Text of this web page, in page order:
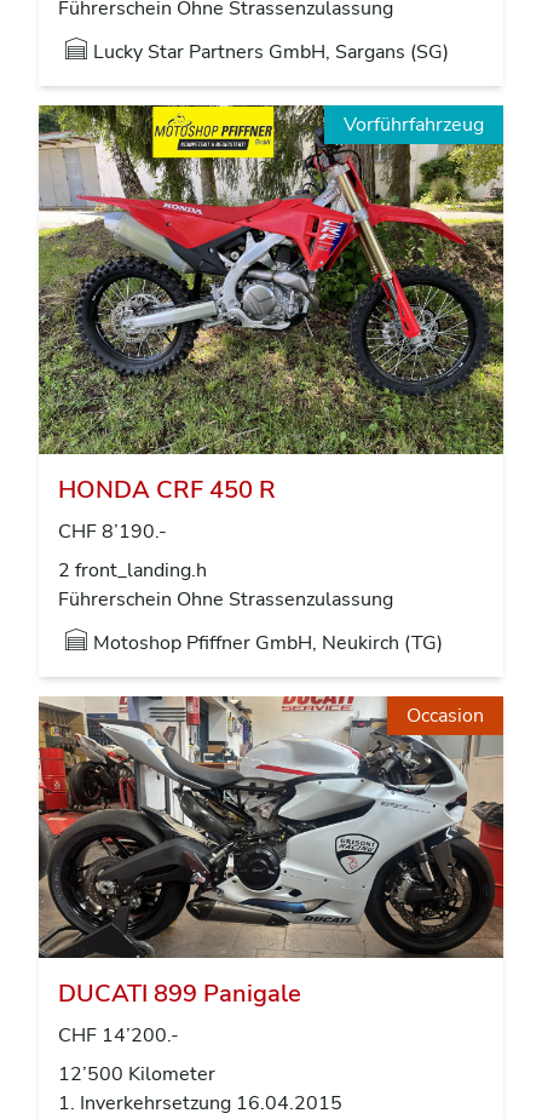
Führerschein Ohne Strassenzulassung
Lucky Star Partners GmbH, Sargans (SG)
Vorführfahrzeug
HONDA CRF 450 R
CHF 8’190.-
2 front_landing.h
Führerschein Ohne Strassenzulassung
Motoshop Pfiffner GmbH, Neukirch (TG)
Occasion
DUCATI 899 Panigale
CHF 14’200.-
12’500 Kilometer
1. Inverkehrsetzung 16.04.2015